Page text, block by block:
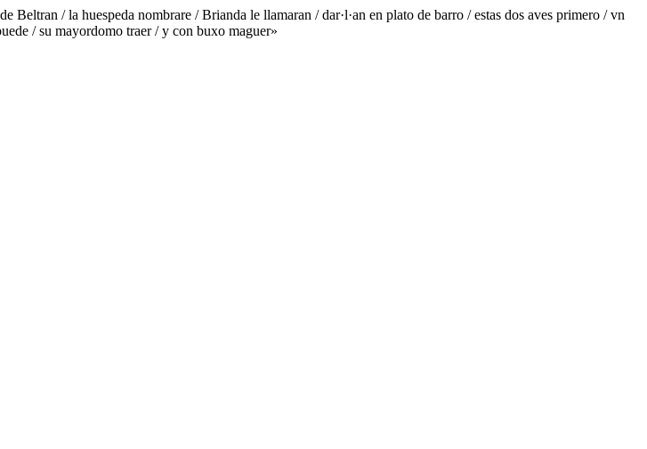
Beltran / la huespeda nombrare / Brianda le llamaran / dar·l·an en plato de barro / estas dos aves primero / vn
/ su mayordomo traer / y con buxo maguer»